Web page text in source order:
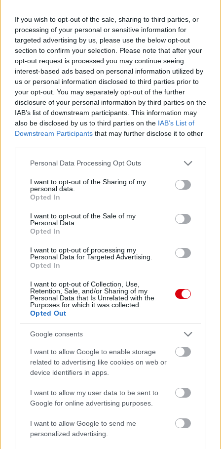
If you wish to opt-out of the sale, sharing to third parties, or
processing of your personal or sensitive information for
targeted advertising by us, please use the below opt-out
section to confirm your selection. Please note that after your
opt-out request is processed you may continue seeing
interest-based ads based on personal information utilized by
us or personal information disclosed to third parties prior to
your opt-out. You may separately opt-out of the further
disclosure of your personal information by third parties on the
IAB’s list of downstream participants. This information may
also be disclosed by us to third parties on the IAB’s List of
Downstream Participants that may further disclose it to other
Please note that this website/app uses one or more Google
not limited to your visit or usage behaviour. You may click to
grant or deny consent to Google and its third-party tags to
use your data for below specified purposes in below Google
consent section.
Personal Data Processing Opt Outs
I want to opt-out of the Sharing of my
personal data.
Opted In
I want to opt-out of the Sale of my
Personal Data.
Opted In
I want to opt-out of processing my
Personal Data for Targeted Advertising.
Opted In
I want to opt-out of Collection, Use,
Retention, Sale, and/or Sharing of my
Personal Data that Is Unrelated with the
Purposes for which it was collected.
Opted Out
Google consents
I want to allow Google to enable storage
related to advertising like cookies on web or
device identifiers in apps.
I want to allow my user data to be sent to
Google for online advertising purposes.
I want to allow Google to send me
personalized advertising.
Meccs Center
Paris Saint-Germain
Manchester United
Nya Ullevi, Göteborg
2026-08-08 17:00
AC MilanvsManchester United2026-08-15 18:00